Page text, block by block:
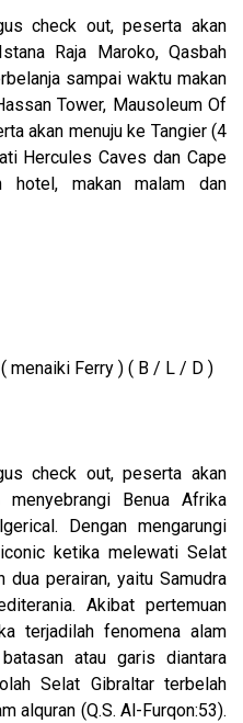
check out, peserta akan
Raja Maroko, Qasbah
sampai waktu makan
Tower, Mausoleum Of
akan menuju ke Tangier (4
Hercules Caves dan Cape
hotel, makan malam dan
menaiki Ferry ) ( B / L / D )
check out, peserta akan
Benua Afrika
Dengan mengarungi
ketika melewati Selat
dua perairan, yaitu Samudra
Akibat pertemuan
terjadilah fenomena alam
atau garis diantara
Selat Gibraltar terbelah
alquran (Q.S. Al-Furqon:53).